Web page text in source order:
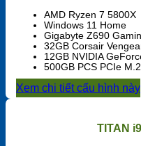
AMD Ryzen 7 5800X
Windows 11 Home
Gigabyte Z690
32GB Corsair
12GB NVIDIA
500GB PCS PCIe
Xem chi tiết cấu hình này
TITAN